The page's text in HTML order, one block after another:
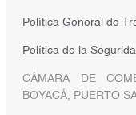
Política General de
Política de la
CÁMARA DE
BOYACÁ, PUERTO